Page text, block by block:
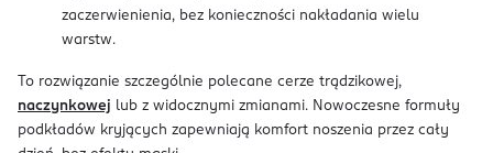
zaczerwienienia, bez konieczności nakładania wielu
warstw.
To rozwiązanie szczególnie polecane cerze trądzikowej,
naczynkowej lub z widocznymi zmianami. Nowoczesne formuły
podkładów kryjących zapewniają komfort noszenia przez cały